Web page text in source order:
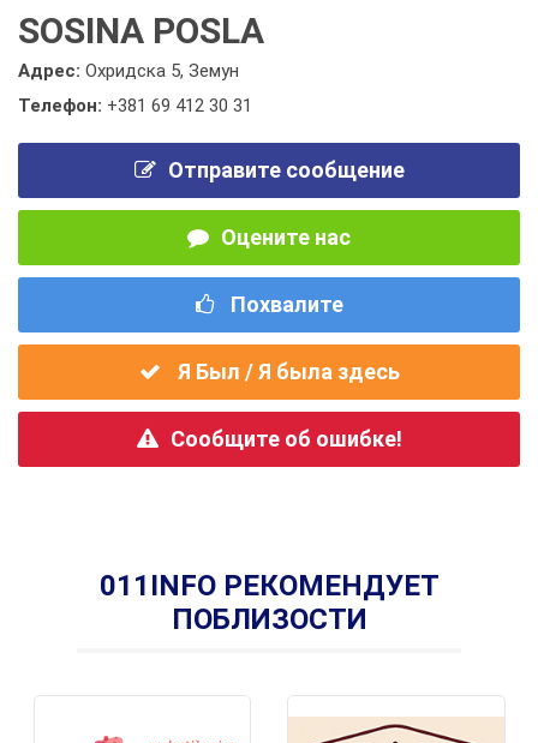
SOSINA POSLA
Адрес: Охридска 5, Земун
Телефон: +381 69 412 30 31
Отправите сообщение
Оцените нас
Похвалите
Я Был / Я была здесь
Сообщите об ошибке!
011INFO РЕКОМЕНДУЕТ
ПОБЛИЗОСТИ